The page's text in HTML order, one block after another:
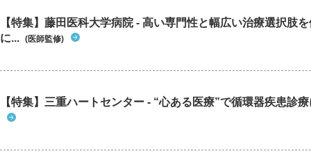
んから「叔母の足のむくみがひどくて、靴下が履
きにくい(介助の方が履かせにくい)ので緩い靴下
が出ているものと推察します。これに関係してい
るかわかりませんが、「靴下を履く際に足の親指
【特集】藤田医科大学病院 - 高い専門性と幅広い治療選択肢
に... (医師監修)
【特集】三重ハートセンター - “心ある医療”で循環器疾患診